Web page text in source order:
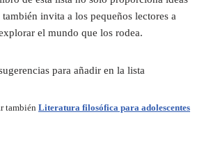
invita a los pequeños lectores a
el mundo que los rodea.
para añadir en la lista
también Literatura filosófica para adolescentes